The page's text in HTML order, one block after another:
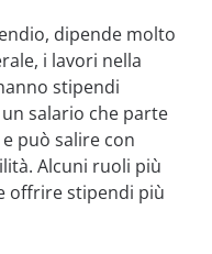
dipende molto
i lavori nella
stipendi
salario che parte
può salire con
Alcuni ruoli più
offrire stipendi più